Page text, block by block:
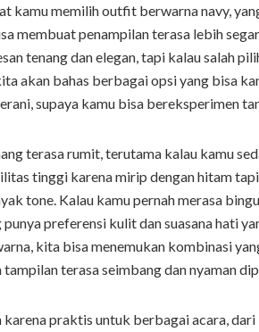
kamu memilih outfit berwarna navy,
membuat penampilan terasa lebih
tenang dan elegan, tapi kalau salah
akan bahas berbagai opsi yang bisa
supaya kamu bisa bereksperimen
terasa rumit, terutama kalau kamu
tinggi karena mirip dengan hitam
tone. Kalau kamu pernah merasa
preferensi kulit dan suasana hati
kita bisa menemukan kombinasi
terasa seimbang dan nyaman
karena praktis untuk berbagai acara,